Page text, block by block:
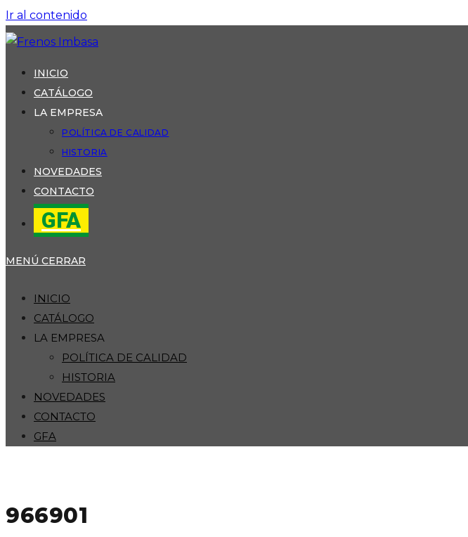
Ir al contenido
INICIO
CATÁLOGO
LA EMPRESA
POLÍTICA DE CALIDAD
HISTORIA
NOVEDADES
CONTACTO
GFA
MENÚ CERRAR
INICIO
CATÁLOGO
LA EMPRESA
POLÍTICA DE CALIDAD
HISTORIA
NOVEDADES
CONTACTO
GFA
966901